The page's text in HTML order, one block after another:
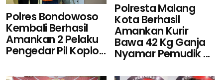
Polres Bondowoso
Kembali Berhasil
Amankan 2 Pelaku
Pengedar Pil Koplo...
Polresta Malang
Kota Berhasil
Amankan Kurir
Bawa 42 Kg Ganja
Nyamar Pemudik ...